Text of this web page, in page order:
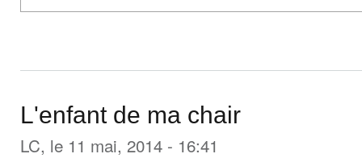
L'enfant de ma chair
LC, le 11 mai, 2014 - 16:41